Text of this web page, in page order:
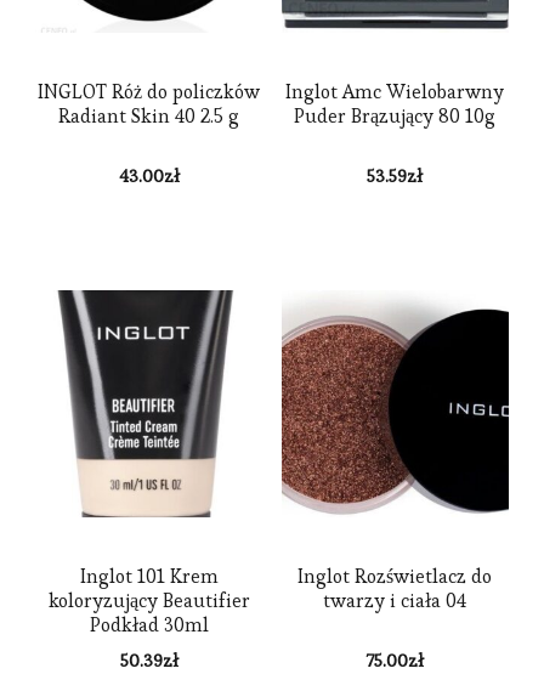
INGLOT Róż do policzków
Radiant Skin 40 2.5 g
43.00zł
Inglot Amc Wielobarwny
Puder Brązujący 80 10g
53.59zł
Inglot 101 Krem
koloryzujący Beautifier
Podkład 30ml
50.39zł
Inglot Rozświetlacz do
twarzy i ciała 04
75.00zł